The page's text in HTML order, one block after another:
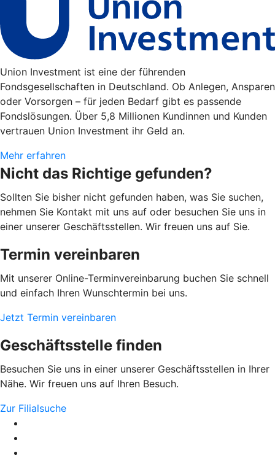
Union Investment ist eine der führenden
Fondsgesellschaften in Deutschland. Ob Anlegen, Ansparen
oder Vorsorgen – für jeden Bedarf gibt es passende
Fondslösungen. Über 5,8 Millionen Kundinnen und Kunden
vertrauen Union Investment ihr Geld an.
Mehr erfahren
Nicht das Richtige gefunden?
Sollten Sie bisher nicht gefunden haben, was Sie suchen,
nehmen Sie Kontakt mit uns auf oder besuchen Sie uns in
einer unserer Geschäftsstellen. Wir freuen uns auf Sie.
Termin vereinbaren
Mit unserer Online-Terminvereinbarung buchen Sie schnell
und einfach Ihren Wunschtermin bei uns.
Jetzt Termin vereinbaren
Geschäftsstelle finden
Besuchen Sie uns in einer unserer Geschäftsstellen in Ihrer
Nähe. Wir freuen uns auf Ihren Besuch.
Zur Filialsuche